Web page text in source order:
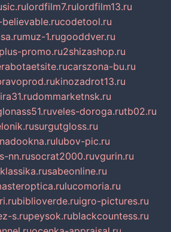
lordfilm7.rulordfilm13.ru
believable.rucodetool.ru
muz-1.rugooddver.ru
promo.ru2shizashop.ru
carszona-bu.ru
kinozadrot13.ru
dommarketnsk.ru
veles-doroga.rutb02.ru
surgutgloss.ru
nadookna.rulubov-pic.ru
nn.rusocrat2000.ruvgurin.ru
sabeonline.ru
lucomoria.ru
biblioverde.ruigro-pictures.ru
s.rupeysok.rublackcountess.ru